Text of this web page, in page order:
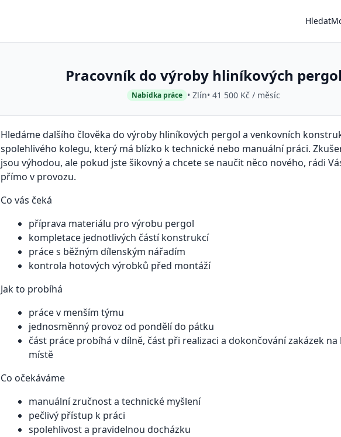
Hledat
Pracovník do výroby hliníkových pergol
Nabídka práce • Zlín• 41 500 Kč / měsíc
Hledáme dalšího člověka do výroby hliníkových pergol a venkovních
spolehlivého kolegu, který má blízko k technické nebo manuální práci.
jsou výhodou, ale pokud jste šikovný a chcete se naučit něco nového, rádi
přímo v provozu.
Co vás čeká
příprava materiálu pro výrobu pergol
kompletace jednotlivých částí konstrukcí
práce s běžným dílenským nářadím
kontrola hotových výrobků před montáží
Jak to probíhá
práce v menším týmu
jednosměnný provoz od pondělí do pátku
část práce probíhá v dílně, část při realizaci a dokončování zakázek
místě
Co očekáváme
manuální zručnost a technické myšlení
pečlivý přístup k práci
spolehlivost a pravidelnou docházku